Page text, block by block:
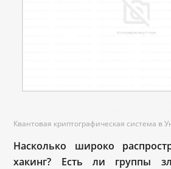
Квантовая криптографическая система в
Насколько широко
хакинг? Есть ли группы